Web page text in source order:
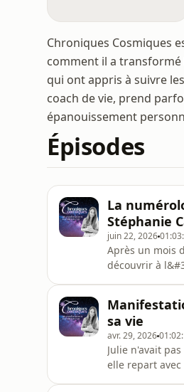
Chroniques Cosmiques
comment il a
qui ont appris à suivre
coach de vie, prend
épanouissement
Épisodes
La
Stéphanie
juin 22, 2026
Après un mois
découvrir à
alignée.Et pui
sa vie
avr. 29, 2026
Julie n'avait
elle repart